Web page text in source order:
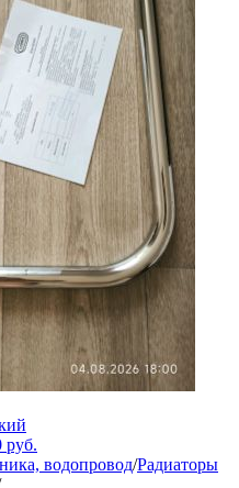
руб.
водопровод/Радиаторы